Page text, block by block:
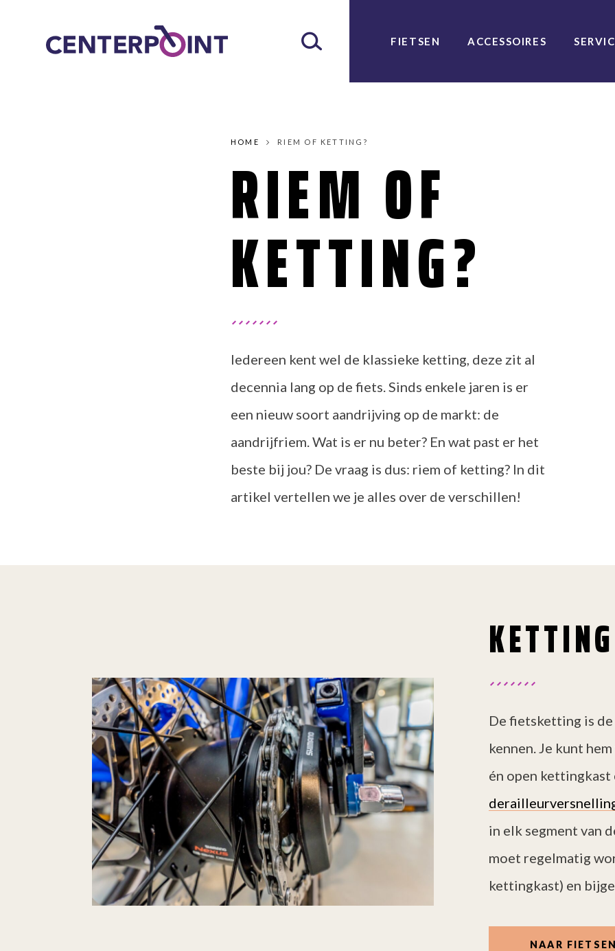
FIETSEN ACCESSOIRES
HOME RIEM OF KETTING?
RIEM OF
KETTING?
Iedereen kent wel de klassieke ketting, deze zit al
decennia lang op de fiets. Sinds enkele jaren is er
een nieuw soort aandrijving op de markt: de
aandrijfriem. Wat is er nu beter? En wat past er het
beste bij jou? De vraag is dus: riem of ketting? In dit
artikel vertellen we je alles over de verschillen!
KETTING
De fietsketting is
kennen. Je kunt
én open kettingkast
in elk segment van
moet regelmatig
kettingkast) en
NAAR